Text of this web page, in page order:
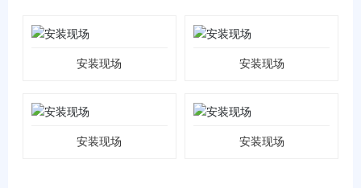
安装现场 安装现场
安装现场 安装现场